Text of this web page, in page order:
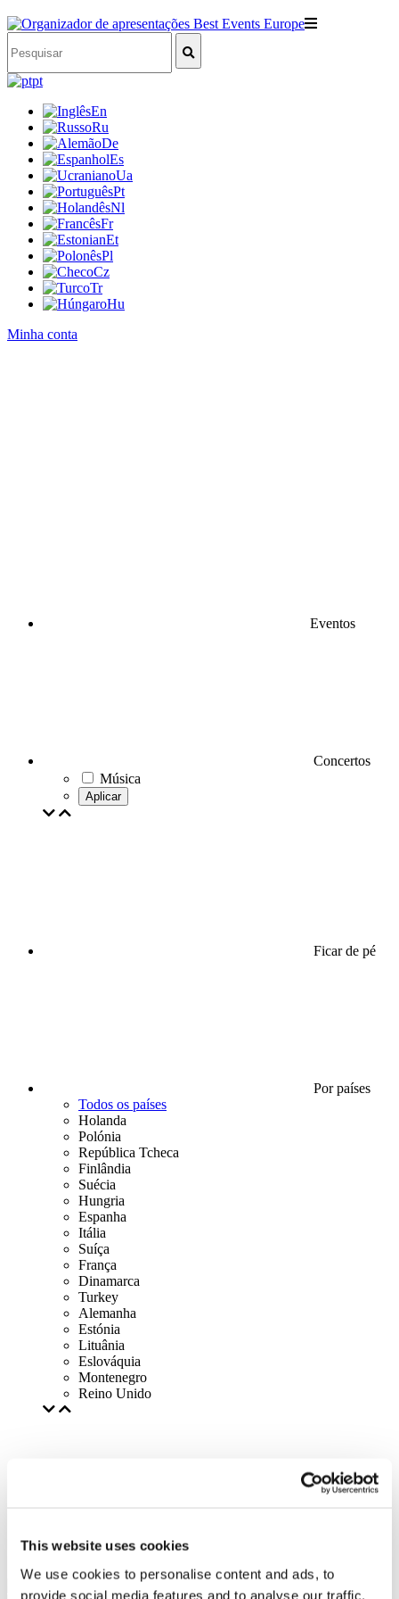
This website uses cookies
We use cookies to personalise content and ads, to
provide social media features and to analyse our traffic.
pt
En
Ru
De
Es
Ua
Pt
Nl
Fr
Et
Pl
Cz
Tr
Hu
Minha conta
Eventos
Concertos
Música
Aplicar
Ficar de pé
Por países
Todos os países
Holanda
Polónia
República Tcheca
Finlândia
Suécia
Hungria
Espanha
Itália
Suíça
França
Dinamarca
Turkey
Alemanha
Estónia
Lituânia
Eslováquia
Montenegro
Reino Unido